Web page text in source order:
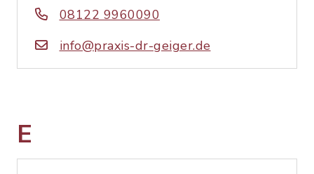
08122 9960090
info@praxis-dr-geiger.de
E